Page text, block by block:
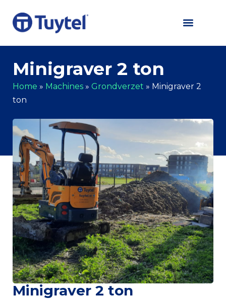
Minigraver 2 ton
Home » Machines » Grondverzet » Minigraver 2
ton
Minigraver 2 ton